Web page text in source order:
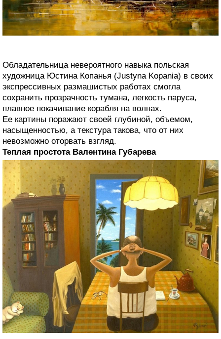
Обладательница невероятного навыка польская
художница Юстина Копанья (Justyna Kopania) в своих
экспрессивных размашистых работах смогла
сохранить прозрачность тумана, легкость паруса,
плавное покачивание корабля на волнах.
Ее картины поражают своей глубиной, объемом,
насыщенностью, а текстура такова, что от них
невозможно оторвать взгляд.
Теплая простота Валентина Губарева